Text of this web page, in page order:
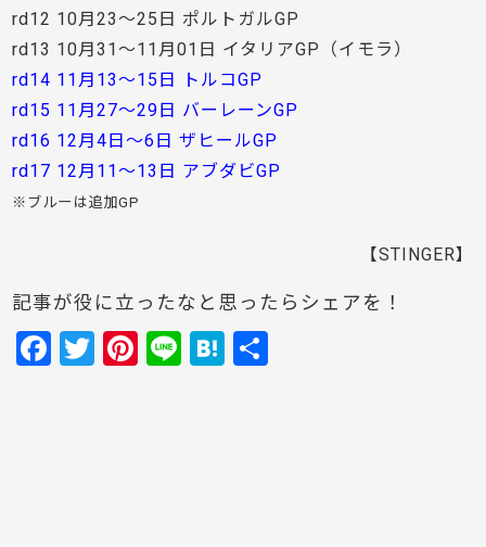
rd12 10月23〜25日 ポルトガルGP
rd13 10月31〜11月01日 イタリアGP（イモラ）
rd14 11月13〜15日 トルコGP
rd15 11月27〜29日 バーレーンGP
rd16 12月4日〜6日 ザヒールGP
rd17 12月11〜13日 アブダビGP
※ブルーは追加GP
【STINGER】
記事が役に立ったなと思ったらシェアを！
F
T
Pi Li H